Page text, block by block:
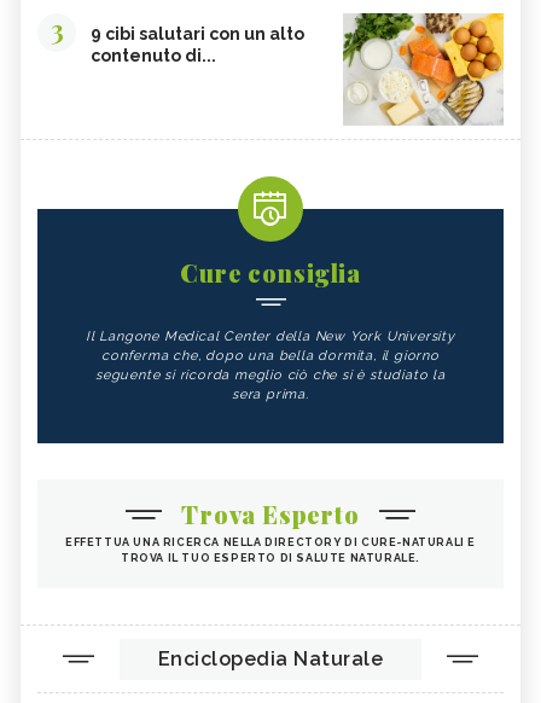
3
9 cibi salutari con un alto
contenuto di...
Cure consiglia
Il Langone Medical Center della New York University
conferma che, dopo una bella dormita, il giorno
seguente si ricorda meglio ciò che si è studiato la
sera prima.
Trova Esperto
EFFETTUA UNA RICERCA NELLA DIRECTORY DI CURE-NATURALI E
TROVA IL TUO ESPERTO DI SALUTE NATURALE.
Enciclopedia Naturale